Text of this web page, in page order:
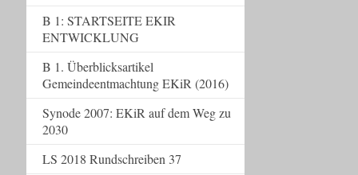
B 1: STARTSEITE EKIR
ENTWICKLUNG
B 1. Überblicksartikel
Gemeindeentmachtung EKiR (2016)
Synode 2007: EKiR auf dem Weg zu
2030
LS 2018 Rundschreiben 37